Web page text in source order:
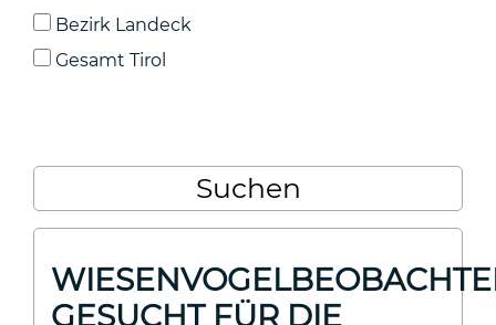
Bezirk Landeck
Gesamt Tirol
GESUCHT FÜR DIE